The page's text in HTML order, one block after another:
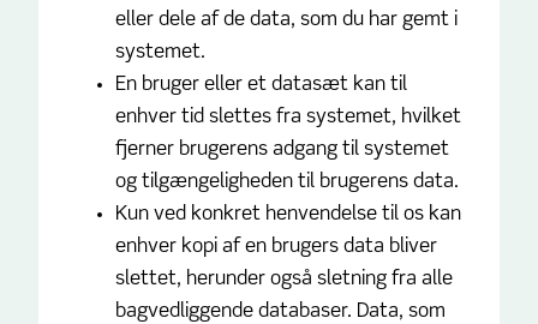
eller dele af de data, som du har gemt i
systemet.
En bruger eller et datasæt kan til
enhver tid slettes fra systemet, hvilket
fjerner brugerens adgang til systemet
og tilgængeligheden til brugerens data.
Kun ved konkret henvendelse til os kan
enhver kopi af en brugers data bliver
slettet, herunder også sletning fra alle
bagvedliggende databaser. Data, som